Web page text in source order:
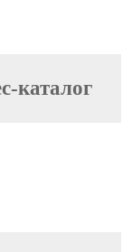
каталог